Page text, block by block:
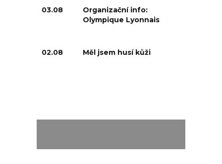
03.08
Organizační info:
Olympique Lyonnais
02.08 Měl jsem husí kůži